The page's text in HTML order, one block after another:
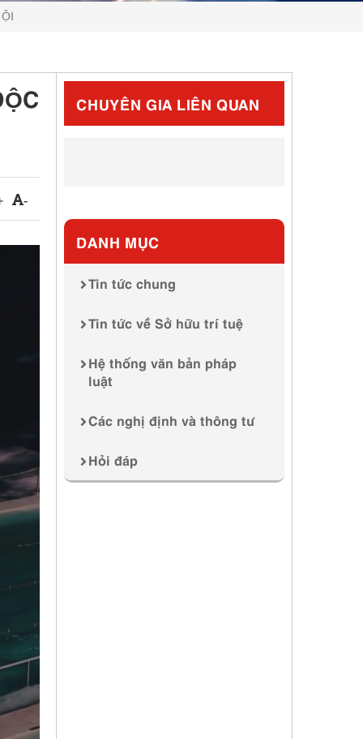
-
CHUYÊN GIA LIÊN QUAN
DANH MỤC
Tin tức chung
Tin tức về Sở hữu trí tuệ
Hệ thống văn bản pháp
luật
Các nghị định và thông tư
Hỏi đáp